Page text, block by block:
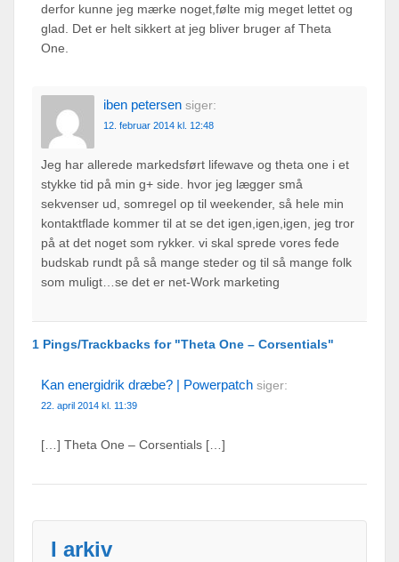
derfor kunne jeg mærke noget,følte mig meget lettet og
glad. Det er helt sikkert at jeg bliver bruger af Theta
One.
iben petersen siger:
12. februar 2014 kl. 12:48
Jeg har allerede markedsført lifewave og theta one i et
stykke tid på min g+ side. hvor jeg lægger små
sekvenser ud, somregel op til weekender, så hele min
kontaktflade kommer til at se det igen,igen,igen, jeg tror
på at det noget som rykker. vi skal sprede vores fede
budskab rundt på så mange steder og til så mange folk
som muligt…se det er net-Work marketing
1 Pings/Trackbacks for "Theta One – Corsentials"
Kan energidrik dræbe? | Powerpatch siger:
22. april 2014 kl. 11:39
[…] Theta One – Corsentials […]
I arkiv